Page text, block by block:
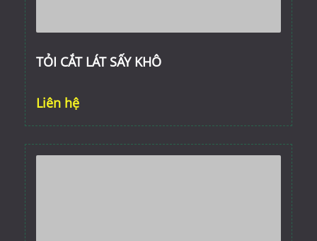
TỎI CẮT LÁT SẤY KHÔ
Liên hệ